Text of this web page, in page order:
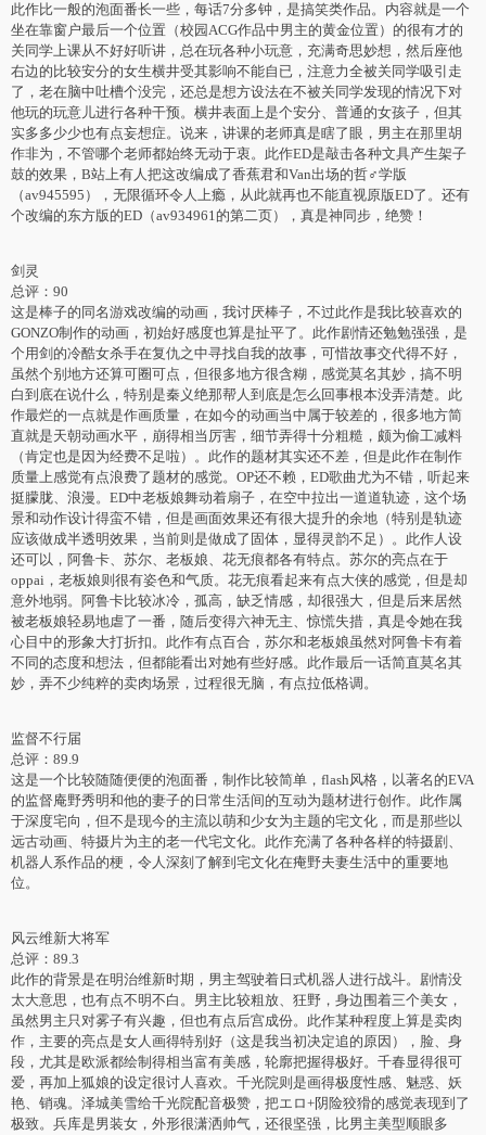
此作比一般的泡面番长一些，每话7分多钟，是搞笑类作品。内容就是一个
坐在靠窗户最后一个位置（校园ACG作品中男主的黄金位置）的很有才的
关同学上课从不好好听讲，总在玩各种小玩意，充满奇思妙想，然后座他
右边的比较安分的女生横井受其影响不能自已，注意力全被关同学吸引走
了，老在脑中吐槽个没完，还总是想方设法在不被关同学发现的情况下对
他玩的玩意儿进行各种干预。横井表面上是个安分、普通的女孩子，但其
实多多少少也有点妄想症。说来，讲课的老师真是瞎了眼，男主在那里胡
作非为，不管哪个老师都始终无动于衷。此作ED是敲击各种文具产生架子
鼓的效果，B站上有人把这改编成了香蕉君和Van出场的哲♂学版
（av945595），无限循环令人上瘾，从此就再也不能直视原版ED了。还有
个改编的东方版的ED（av934961的第二页），真是神同步，绝赞！
剑灵
总评：90
这是棒子的同名游戏改编的动画，我讨厌棒子，不过此作是我比较喜欢的
GONZO制作的动画，初始好感度也算是扯平了。此作剧情还勉勉强强，是
个用剑的冷酷女杀手在复仇之中寻找自我的故事，可惜故事交代得不好，
虽然个别地方还算可圈可点，但很多地方很含糊，感觉莫名其妙，搞不明
白到底在说什么，特别是秦义绝那帮人到底是怎么回事根本没弄清楚。此
作最烂的一点就是作画质量，在如今的动画当中属于较差的，很多地方简
直就是天朝动画水平，崩得相当厉害，细节弄得十分粗糙，颇为偷工减料
（肯定也是因为经费不足啦）。此作的题材其实还不差，但是此作在制作
质量上感觉有点浪费了题材的感觉。OP还不赖，ED歌曲尤为不错，听起来
挺朦胧、浪漫。ED中老板娘舞动着扇子，在空中拉出一道道轨迹，这个场
景和动作设计得蛮不错，但是画面效果还有很大提升的余地（特别是轨迹
应该做成半透明效果，当前则是做成了固体，显得灵韵不足）。此作人设
还可以，阿鲁卡、苏尔、老板娘、花无痕都各有特点。苏尔的亮点在于
oppai，老板娘则很有姿色和气质。花无痕看起来有点大侠的感觉，但是却
意外地弱。阿鲁卡比较冰冷，孤高，缺乏情感，却很强大，但是后来居然
被老板娘轻易地虐了一番，随后变得六神无主、惊慌失措，真是令她在我
心目中的形象大打折扣。此作有点百合，苏尔和老板娘虽然对阿鲁卡有着
不同的态度和想法，但都能看出对她有些好感。此作最后一话简直莫名其
妙，弄不少纯粹的卖肉场景，过程很无脑，有点拉低格调。
监督不行届
总评：89.9
这是一个比较随随便便的泡面番，制作比较简单，flash风格，以著名的EVA
的监督庵野秀明和他的妻子的日常生活间的互动为题材进行创作。此作属
于深度宅向，但不是现今的主流以萌和少女为主题的宅文化，而是那些以
远古动画、特摄片为主的老一代宅文化。此作充满了各种各样的特摄剧、
机器人系作品的梗，令人深刻了解到宅文化在痷野夫妻生活中的重要地
位。
风云维新大将军
总评：89.3
此作的背景是在明治维新时期，男主驾驶着日式机器人进行战斗。剧情没
太大意思，也有点不明不白。男主比较粗放、狂野，身边围着三个美女，
虽然男主只对雾子有兴趣，但也有点后宫成份。此作某种程度上算是卖肉
作，主要的亮点是女人画得特别好（这是我当初决定追的原因），脸、身
段，尤其是欧派都绘制得相当富有美感，轮廓把握得极好。千春显得很可
爱，再加上狐娘的设定很讨人喜欢。千光院则是画得极度性感、魅惑、妖
艳、销魂。泽城美雪给千光院配音极赞，把エロ+阴险狡猾的感觉表现到了
极致。兵库是男装女，外形很潇洒帅气，还很坚强，比男主美型顺眼多